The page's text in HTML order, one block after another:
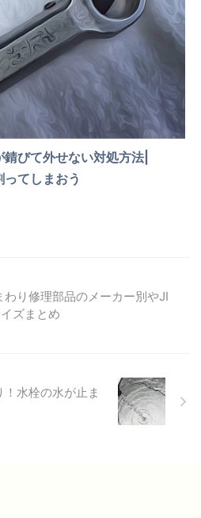
びて外せない対処方法|
てしまおう
わり修理部品のメーカー別やJI
ズまとめ
水栓の水が止ま